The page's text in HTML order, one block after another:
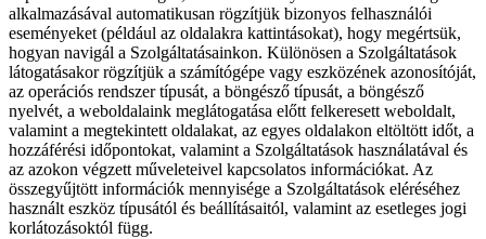
alkalmazásával automatikusan rögzítjük bizonyos felhasználói
eseményeket (például az oldalakra kattintásokat), hogy megértsük,
hogyan navigál a Szolgáltatásainkon. Különösen a Szolgáltatások
látogatásakor rögzítjük a számítógépe vagy eszközének azonosítóját,
az operációs rendszer típusát, a böngésző típusát, a böngésző
nyelvét, a weboldalaink meglátogatása előtt felkeresett weboldalt,
valamint a megtekintett oldalakat, az egyes oldalakon eltöltött időt, a
hozzáférési időpontokat, valamint a Szolgáltatások használatával és
az azokon végzett műveleteivel kapcsolatos információkat. Az
összegyűjtött információk mennyisége a Szolgáltatások eléréséhez
használt eszköz típusától és beállításaitól, valamint az esetleges jogi
korlátozásoktól függ.